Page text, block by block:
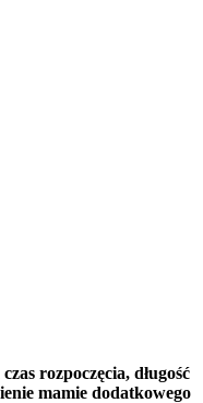
rozpoczęcia, długość
mamie dodatkowego